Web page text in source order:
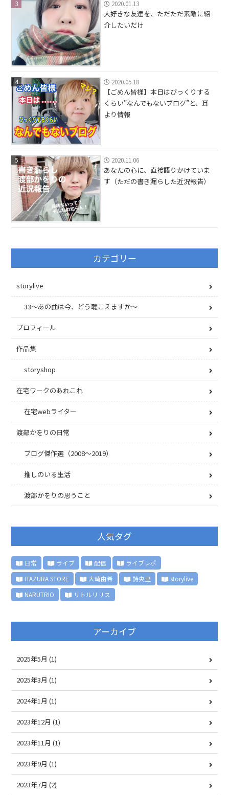
3 2020.01.13
大好きな友達を、ただただ素敵に紹
介したいだけ
4 2020.05.18
【ごめん皆様】本日はびっくりする
くらい”なんでもないブログ”と、耳
より情報
5 2020.11.06
あなたの心に、直接語りかけていま
す（ただの書き漏らした近況報告）
カテゴリー
storylive
33〜あの曲は今、どう聴こえますか〜
プロフィール
作品集
storyshop
在宅ワークのあれこれ
在宅webライター
渡部かをりの日常
ブログ傑作選（2008〜2019）
推しのいる生活
渡部かをりの思うこと
人気タグ
日常 ライブ 配信
ライブレポ
ITAZURA STORE
大崎由希 詩央里
storylive
NARUTRIO
リトルリリス
アーカイブ
2025年5月 (1)
2025年3月 (1)
2024年1月 (1)
2023年12月 (1)
2023年11月 (1)
2023年9月 (1)
2023年7月 (2)